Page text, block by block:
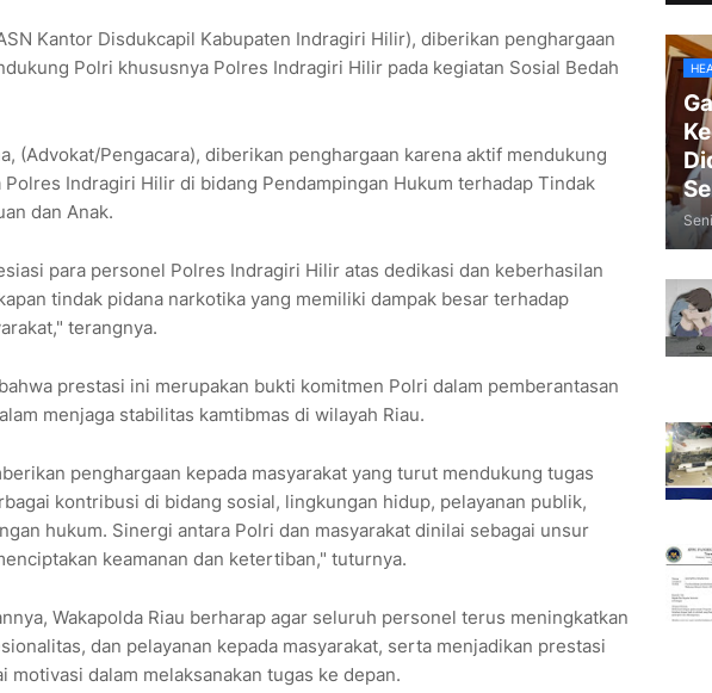
Kantor Disdukcapil Kabupaten Indragiri Hilir), diberikan penghargaan
Polri khususnya Polres Indragiri Hilir pada kegiatan Sosial Bedah
(Advokat/Pengacara), diberikan penghargaan karena aktif mendukung
Indragiri Hilir di bidang Pendampingan Hukum terhadap Tindak
dan Anak.
para personel Polres Indragiri Hilir atas dedikasi dan keberhasilan
tindak pidana narkotika yang memiliki dampak besar terhadap
terangnya.
prestasi ini merupakan bukti komitmen Polri dalam pemberantasan
menjaga stabilitas kamtibmas di wilayah Riau.
penghargaan kepada masyarakat yang turut mendukung tugas
kontribusi di bidang sosial, lingkungan hidup, pelayanan publik,
hukum. Sinergi antara Polri dan masyarakat dinilai sebagai unsur
keamanan dan ketertiban," tuturnya.
Wakapolda Riau berharap agar seluruh personel terus meningkatkan
dan pelayanan kepada masyarakat, serta menjadikan prestasi
motivasi dalam melaksanakan tugas ke depan.